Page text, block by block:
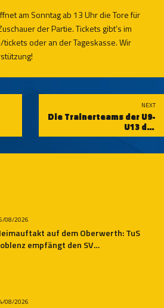
am Sonntag ab 13 Uhr die Tore für
der Partie. Tickets gibt’s im
ticketsoder an der Tageskasse. Wir
NEXT
Die Trainerteams der U9-
U13 der
Schängelschmiede sind
23/24
08/2026
auf dem Oberwerth: TuS
empfängt den SV
08/2026